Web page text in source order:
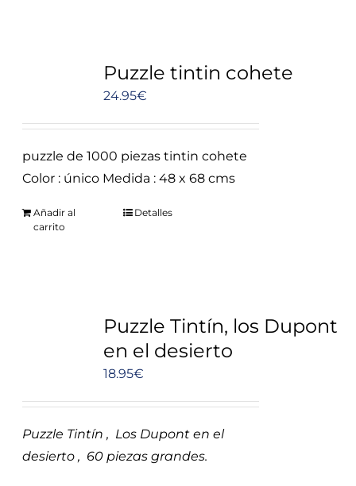
Puzzle tintin cohete
24.95€
puzzle de 1000 piezas tintin cohete
Color : único Medida : 48 x 68 cms
Añadir al
carrito
Detalles
Puzzle Tintín, los Dupont
en el desierto
18.95€
Puzzle Tintín , Los Dupont en el
desierto , 60 piezas grandes.